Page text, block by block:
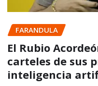
FARANDULA
El Rubio
carteles de sus
inteligencia